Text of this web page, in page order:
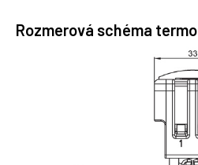
Rozmerová schéma